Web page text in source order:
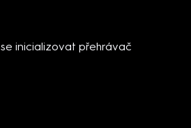
inicializovat přehrávač